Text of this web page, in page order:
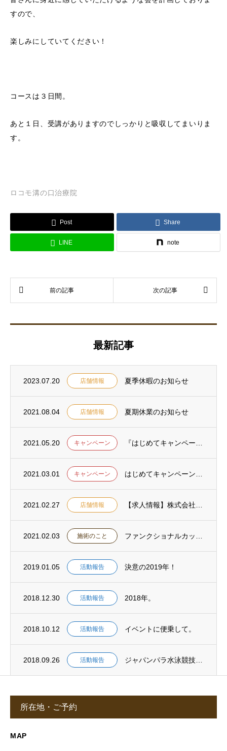
すので、
楽しみにしていてください！
コースは３日間。
あと１日、受講がありますのでしっかりと吸収してまいりま
す。
ロコモ溝の口治療院
Post Share
LINE note
最新記事
2023.07.20 店舗情報 夏季休暇のお知らせ
2021.08.04 店舗情報 夏期休業のお知らせ
2021.05.20 キャンペーン
2021.03.01 キャンペーン
2021.02.27 店舗情報
2021.02.03 施術のこと
2019.01.05 活動報告 決意の2019年！
2018.12.30 活動報告 2018年。
2018.10.12 活動報告 イベントに便乗して。
2018.09.26 活動報告
所在地・ご予約
MAP